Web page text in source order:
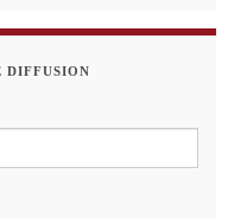
DIFFUSION